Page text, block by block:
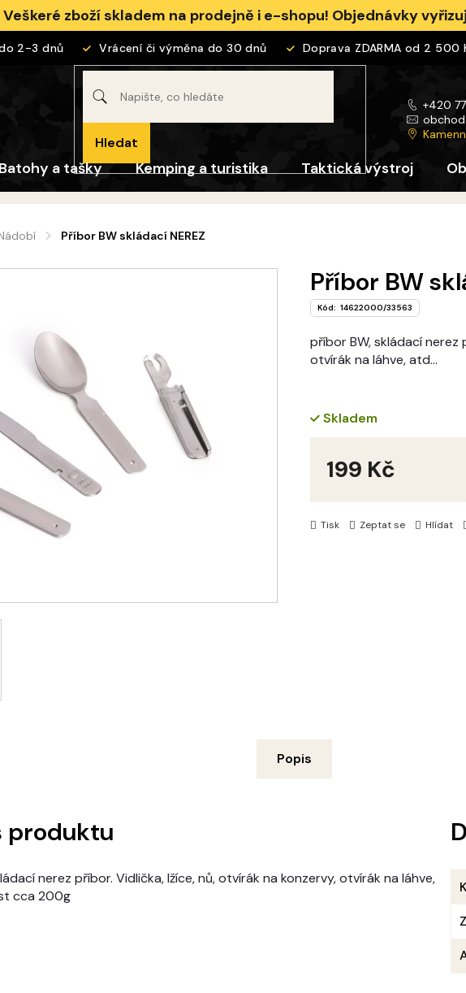
Veškeré zboží skladem na prodejně i e-shopu! Objednávky
3 dnů Vrácení či výměna do 30 dnů Doprava ZDARMA od 2 500 Kč
Hledat
+420
obchod
Batohy a tašky Kemping a turistika Taktická výstroj
Příbor BW skládací NEREZ
příbor BW, skládací nerez
otvírák na láhve, atd...
Tisk Zeptat se Hlídat
Příbor BW
Kód: 14622000/33563
Skladem
199 Kč
Popis
produktu
nerez příbor. Vidlička, lžíce, nů, otvírák na konzervy, otvírák na láhve,
cca 200g